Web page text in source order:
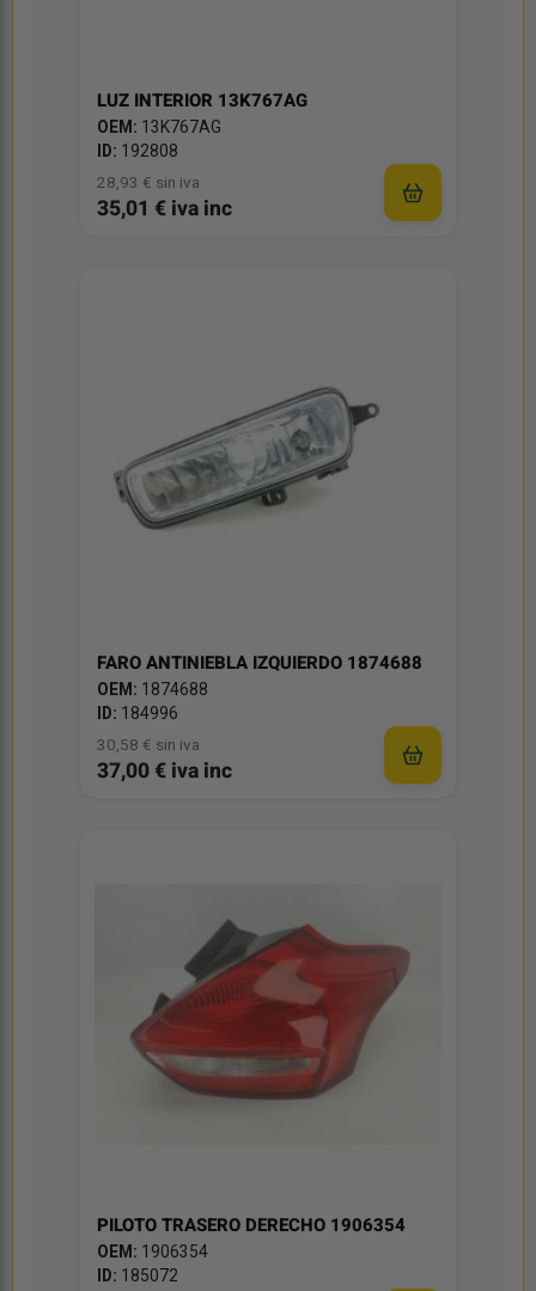
LUZ INTERIOR 13K767AG
OEM: 13K767AG
ID: 192808
28,93 € sin iva
35,01 € iva inc
FARO ANTINIEBLA IZQUIERDO 1874688
OEM: 1874688
ID: 184996
30,58 € sin iva
37,00 € iva inc
PILOTO TRASERO DERECHO 1906354
OEM: 1906354
ID: 185072